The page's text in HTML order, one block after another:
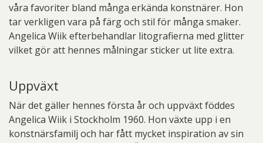
våra favoriter bland många erkända konstnärer. Hon
tar verkligen vara på färg och stil för många smaker.
Angelica Wiik efterbehandlar litografierna med glitter
vilket gör att hennes målningar sticker ut lite extra.
Uppväxt
När det gäller hennes första år och uppväxt föddes
Angelica Wiik i Stockholm 1960. Hon växte upp i en
konstnärsfamilj och har fått mycket inspiration av sin